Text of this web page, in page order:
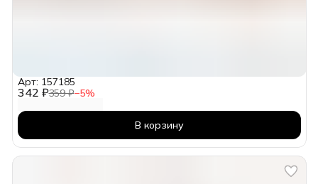
342 ₽359 ₽−5%
Арт: 157185
В корзину